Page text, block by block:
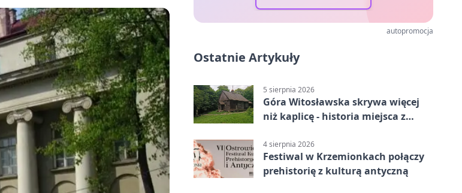
autopromocja
Ostatnie Artykuły
5 sierpnia 2026
Góra Witosławska skrywa więcej
niż kaplicę - historia miejsca z
4 sierpnia 2026
Festiwal w Krzemionkach połączy
prehistorię z kulturą antyczną